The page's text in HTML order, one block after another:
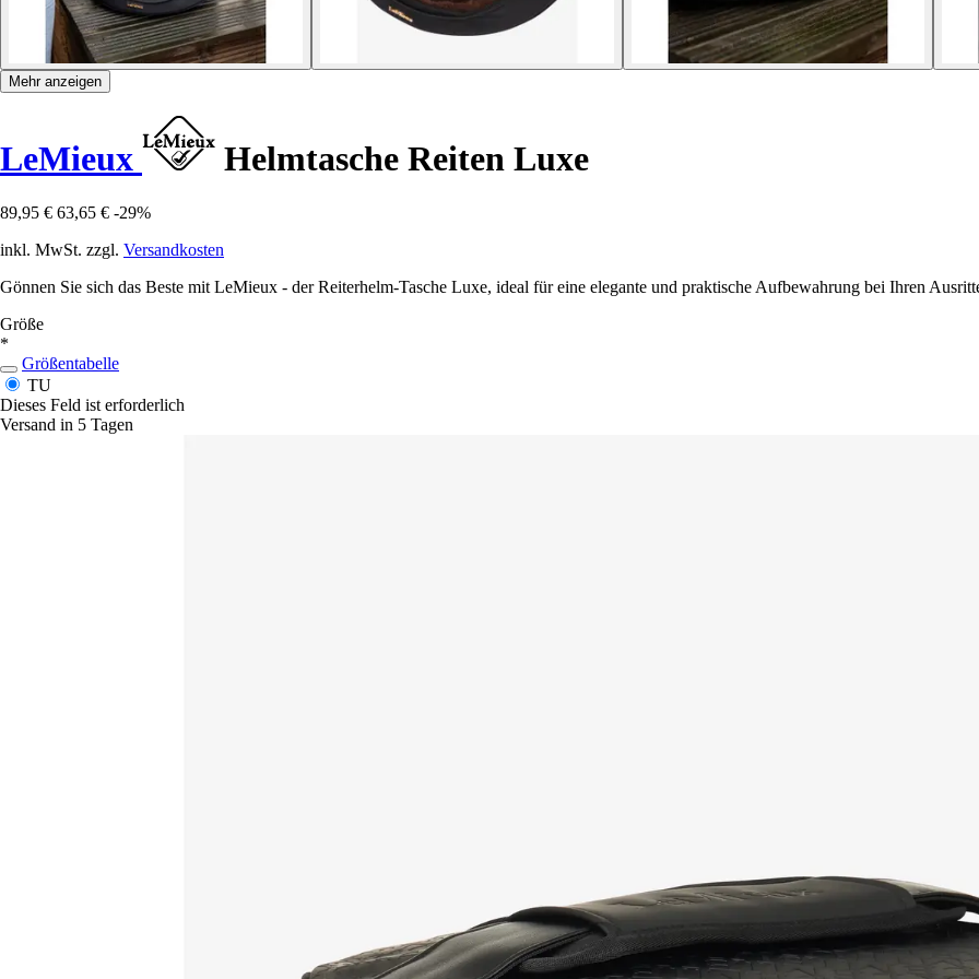
Mehr anzeigen
LeMieux Helmtasche Reiten Luxe
89,95 € 63,65 € -29%
inkl. MwSt. zzgl. Versandkosten
Gönnen Sie sich das Beste mit LeMieux - der Reiterhelm-Tasche Luxe, ideal für eine elegante und praktische Aufbewahrung bei Ihren
Größe
*
Größentabelle
TU
Dieses Feld ist erforderlich
Versand in 5 Tagen